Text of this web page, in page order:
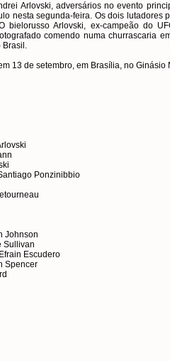
Arlovski, adversários no evento
nesta segunda-feira. Os dois lutadores
bielorusso Arlovski, ex-campeão do
comendo numa churrascaria
Brasil.
13 de setembro, em Brasília, no Ginásio
Ponzinibbio
Johnson
Sullivan
Escudero
Spencer